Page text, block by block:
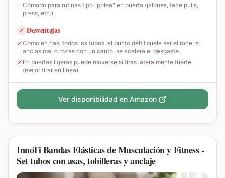
Cómodo para rutinas tipo "polea" en puerta (jalones, face pulls,
press, etc.).
Desventajas
Como en casi todos los tubos, el punto débil suele ser el roce: si
anclas mal o rozas con un canto, se acelera el desgaste.
En puertas ligeras puede moverse si tiras lateralmente fuerte
(mejor tirar en línea).
Ver disponibilidad en Amazon
InnoTi Bandas Elásticas de Musculación y Fitness -
Set tubos con asas, tobilleras y anclaje